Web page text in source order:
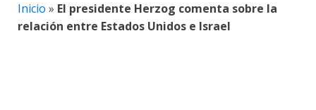
Inicio » El presidente Herzog comenta sobre la
relación entre Estados Unidos e Israel